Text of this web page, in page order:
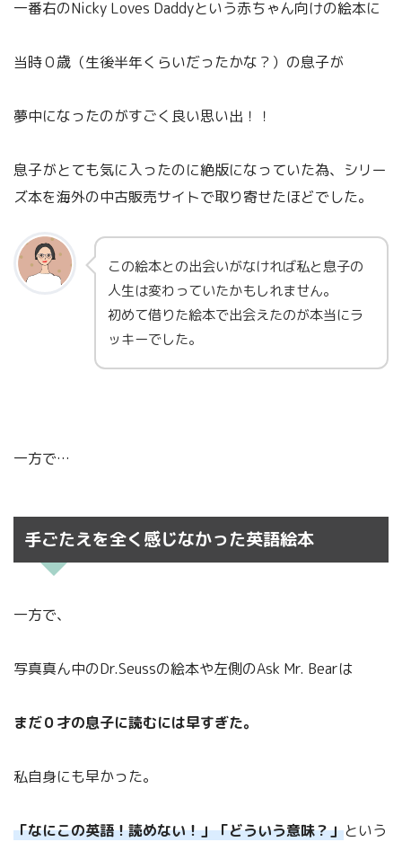
一番右のNicky Loves Daddyという赤ちゃん向けの絵本に
当時０歳（生後半年くらいだったかな？）の息子が
夢中になったのがすごく良い思い出！！
息子がとても気に入ったのに絶版になっていた為、シリー
ズ本を海外の中古販売サイトで取り寄せたほどでした。
この絵本との出会いがなければ私と息子の
人生は変わっていたかもしれません。
初めて借りた絵本で出会えたのが本当にラ
ッキーでした。
一方で…
手ごたえを全く感じなかった英語絵本
一方で、
写真真ん中のDr.Seussの絵本や左側のAsk Mr. Bearは
まだ０才の息子に読むには早すぎた。
私自身にも早かった。
「なにこの英語！読めない！」「どういう意味？」という